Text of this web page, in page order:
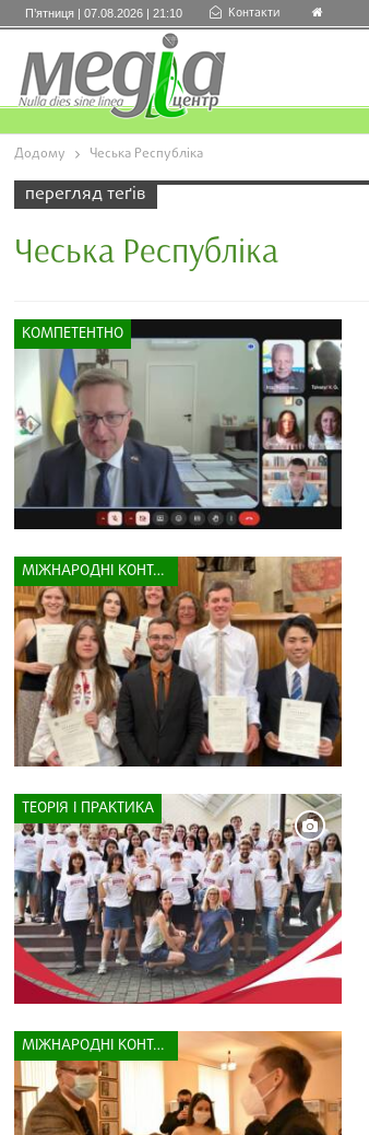
П’ятниця | 07.08.2026 | 21:10 Контакти
Додому Чеська Республіка
перегляд теґів
Чеська Республіка
КОМПЕТЕНТНО
МІЖНАРОДНІ КОНТАКТИ
ТЕОРІЯ І ПРАКТИКА
МІЖНАРОДНІ КОНТАКТИ